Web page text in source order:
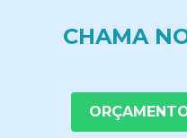
CHAMA